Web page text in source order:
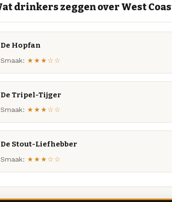
drinkers zeggen over West
De Hopfan
Smaak: ★★★☆☆
De Tripel-Tijger
Smaak: ★★★☆☆
De Stout-Liefhebber
Smaak: ★★★☆☆